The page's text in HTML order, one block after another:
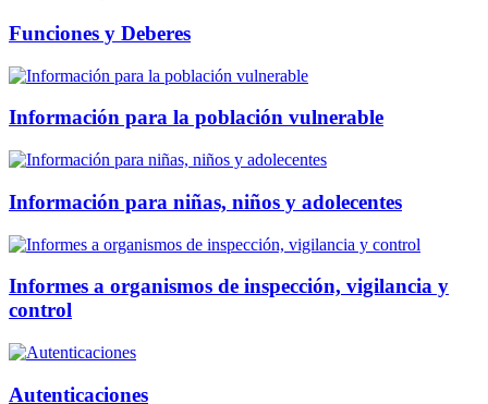
Funciones y Deberes
Información para la población vulnerable
Información para niñas, niños y adolecentes
Informes a organismos de inspección, vigilancia y
control
Autenticaciones